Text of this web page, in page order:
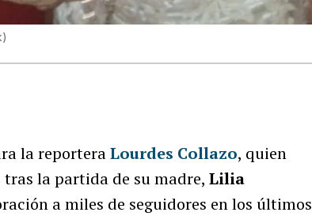
)
la reporteraLourdes Collazo, quien
tras la partida de su madre,Lilia
a miles de seguidores en los últimos